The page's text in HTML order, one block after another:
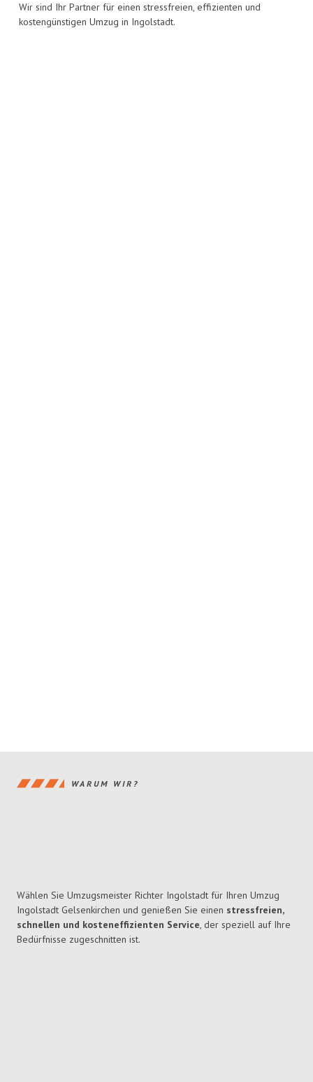
Wir sind Ihr Partner für einen stressfreien, effizienten und
kostengünstigen Umzug in Ingolstadt.
WARUM WIR?
Wählen Sie Umzugsmeister Richter Ingolstadt für Ihren Umzug
Ingolstadt Gelsenkirchen und genießen Sie einen stressfreien,
schnellen und kosteneffizienten Service, der speziell auf Ihre
Bedürfnisse zugeschnitten ist.